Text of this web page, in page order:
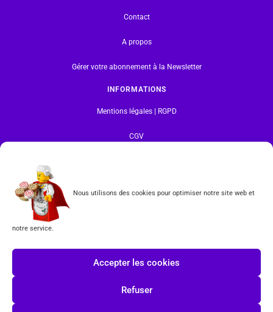
Nous utilisons des cookies pour optimiser notre site web et
notre service.
Accepter les cookies
Refuser
Contact
A propos
Gérer votre abonnement à la Newsletter
INFORMATIONS
Mentions légales | RGPD
CGV
Tous les produits vendus sur ce site sont fabriqués par LEGO exclusivement. LEGO® est une
marque déposée par The LEGO Group. Les propriétaires des marques respectives citées sur le site
en restent les propriétaires. Tous droits réservés.